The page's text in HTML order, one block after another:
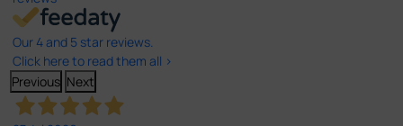
Our 4 and 5 star reviews.
Click here to read them all >
Previous Next